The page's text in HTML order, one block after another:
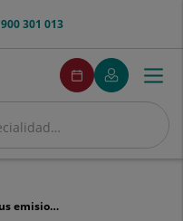
900 301 013
menuPedirCita
Pedir
cita
Mi
Quirónsalud
Menú
El Grupo Quirónsalud reduce un 12% sus emisiones operativas de CO2 en los dos últimos años, gracias a su compromiso con la salud del planeta